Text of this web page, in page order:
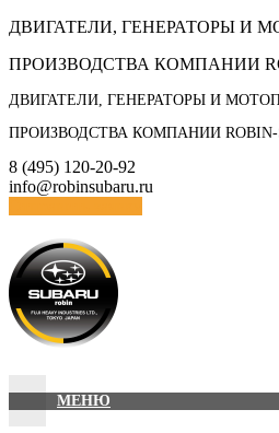
Skip
content
ДВИГАТЕЛИ, ГЕНЕРАТОРЫ И
ПРОИЗВОДСТВА КОМПАНИИ
ДВИГАТЕЛИ, ГЕНЕРАТОРЫ И
ПРОИЗВОДСТВА КОМПАНИИ ROBIN-
8 (495) 120-20-92
info@robinsubaru.ru
МЕНЮ